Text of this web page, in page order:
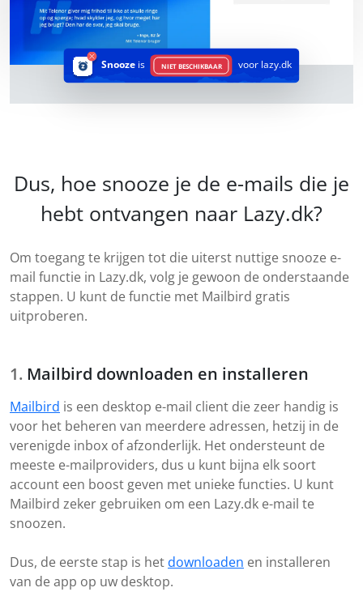
Snoozeis NIET BESCHIKBAAR voor lazy.dk
Dus, hoe snooze je de e-mails die je
hebt ontvangen naar Lazy.dk?
Om toegang te krijgen tot die uiterst nuttige snooze e-
mail functie in Lazy.dk, volg je gewoon de onderstaande
stappen. U kunt de functie met Mailbird gratis
uitproberen.
Mailbird downloaden en installeren
Mailbird is een desktop e-mail client die zeer handig is
voor het beheren van meerdere adressen, hetzij in de
verenigde inbox of afzonderlijk. Het ondersteunt de
meeste e-mailproviders, dus u kunt bijna elk soort
account een boost geven met unieke functies. U kunt
Mailbird zeker gebruiken om een Lazy.dk e-mail te
snoozen.
Dus, de eerste stap is het downloaden en installeren
van de app op uw desktop.